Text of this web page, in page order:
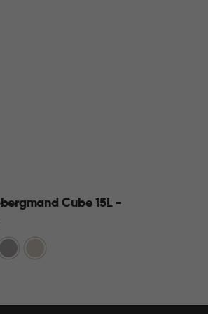
Cube 15L -
TaupeBeige